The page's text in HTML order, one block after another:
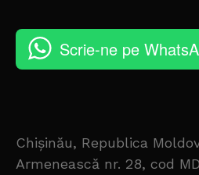
Scrie-ne pe
Chișinău, Republica
Armenească nr. 28, cod